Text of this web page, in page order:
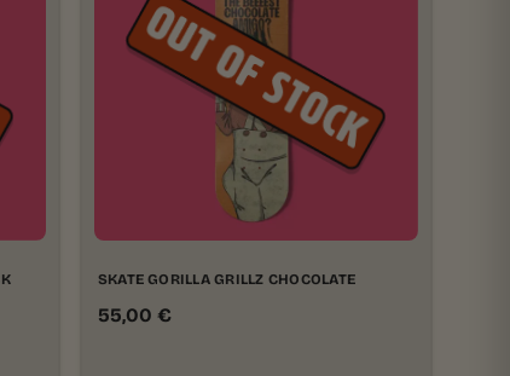
SKATE GORILLA GRILLZ CHOCOLATE
55,00 €